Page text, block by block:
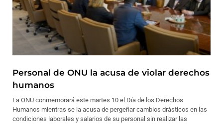
Personal de ONU la acusa de violar derechos
humanos
La ONU conmemorará este martes 10 el Día de los Derechos
Humanos mientras se la acusa de pergeñar cambios drásticos en las
condiciones laborales y salarios de su personal sin realizar las